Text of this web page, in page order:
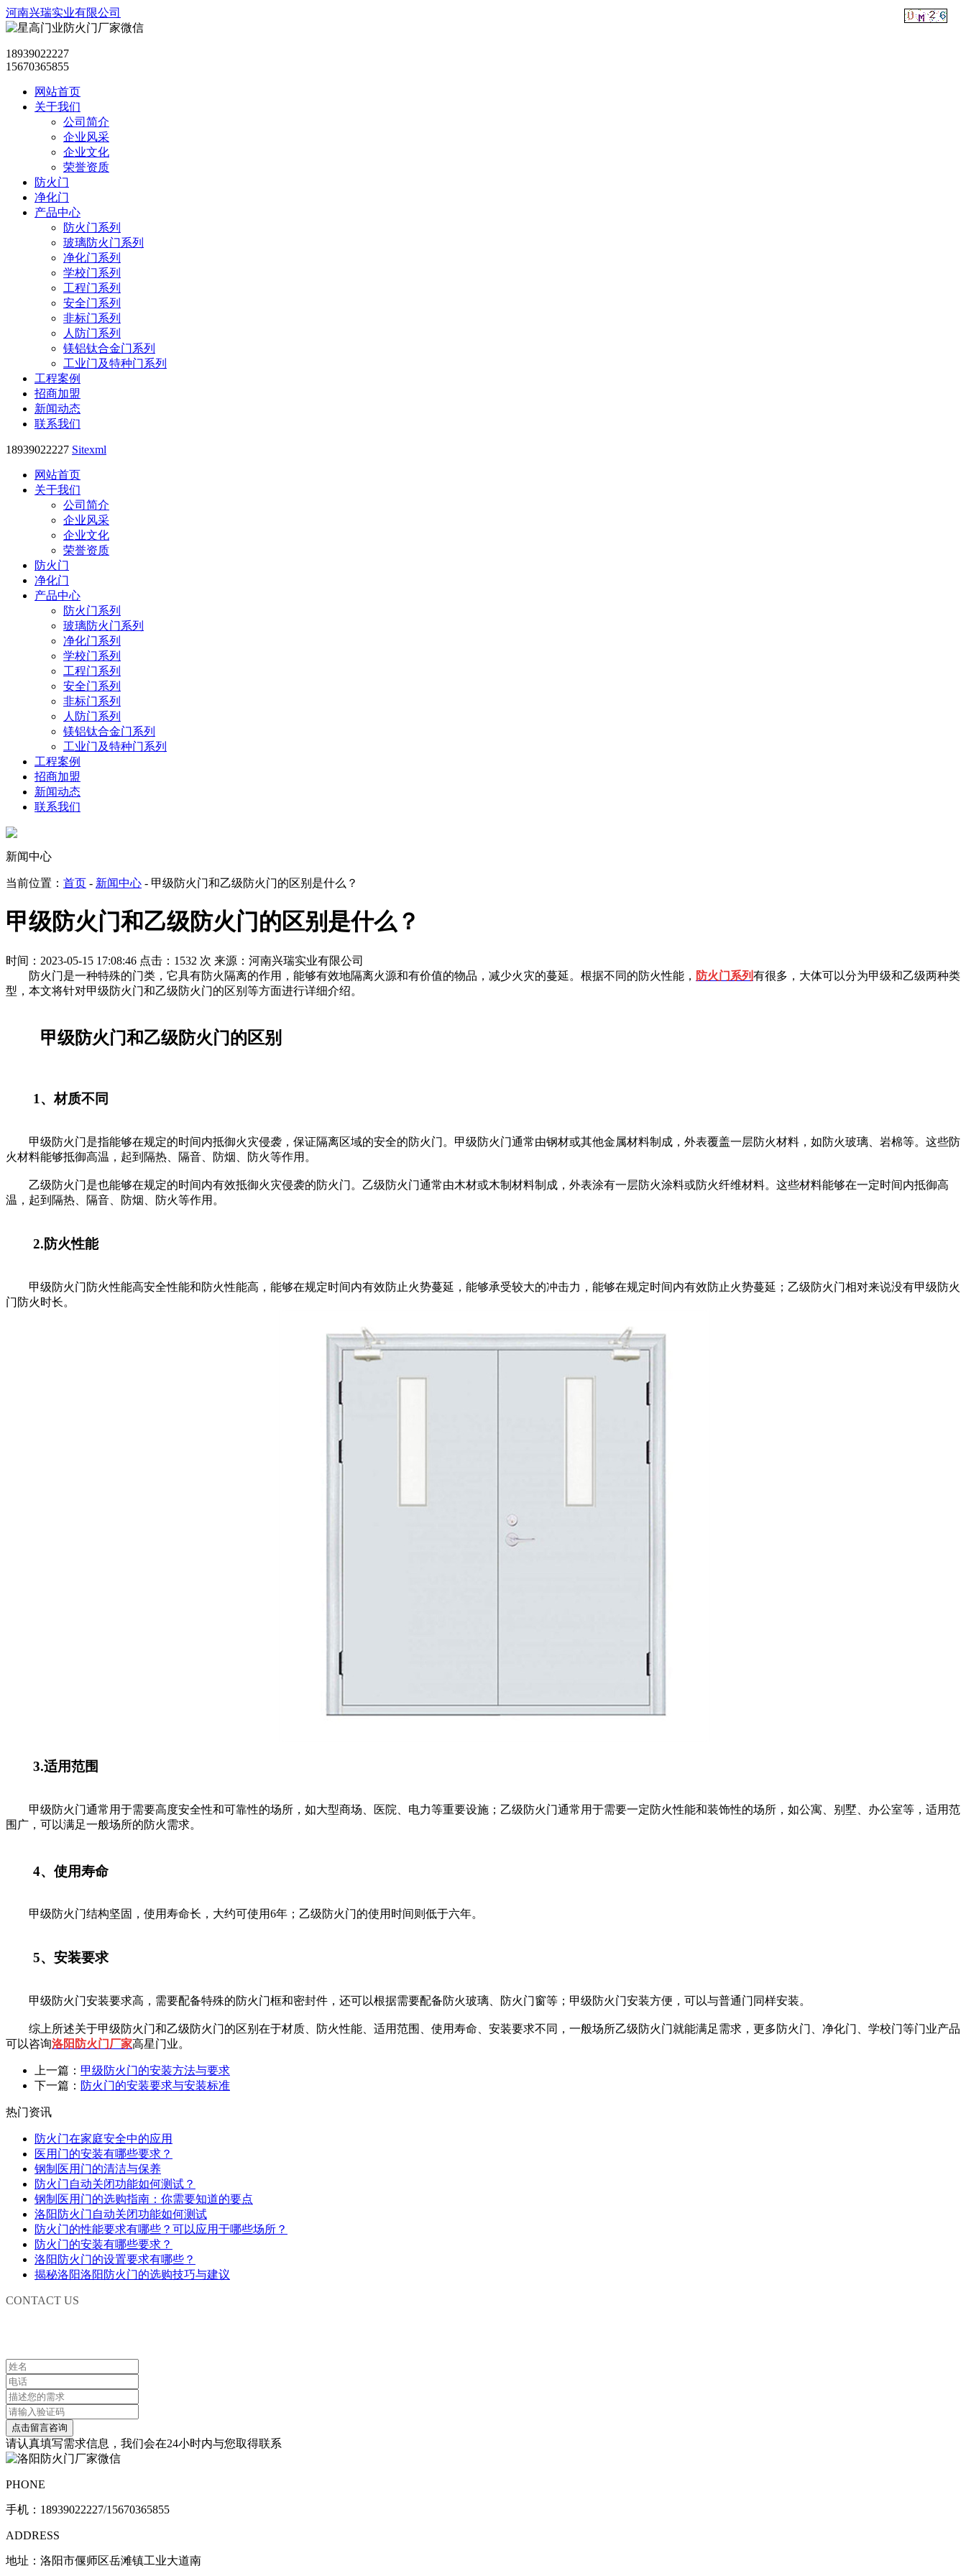
河南兴瑞实业有限公司
18939022227
15670365855
网站首页
关于我们
公司简介
企业风采
企业文化
荣誉资质
防火门
净化门
产品中心
防火门系列
玻璃防火门系列
净化门系列
学校门系列
工程门系列
安全门系列
非标门系列
人防门系列
镁铝钛合金门系列
工业门及特种门系列
工程案例
招商加盟
新闻动态
联系我们
18939022227 Sitexml
网站首页
关于我们
公司简介
企业风采
企业文化
荣誉资质
防火门
净化门
产品中心
防火门系列
玻璃防火门系列
净化门系列
学校门系列
工程门系列
安全门系列
非标门系列
人防门系列
镁铝钛合金门系列
工业门及特种门系列
工程案例
招商加盟
新闻动态
联系我们
新闻中心
当前位置： 首页 - 新闻中心 - 甲级防火门和乙级防火门的区别是什么？
甲级防火门和乙级防火门的区别是什么？
时间：2023-05-15 17:08:46 点击：1532 次 来源：河南兴瑞实业有限公司
防火门是一种特殊的门类，它具有防火隔离的作用，能够有效地隔离火源和有价值的物品，减少火灾的蔓延。根据不同的防火性能， 防火门系列有很多，大体可以分为甲级和乙级两种类
型，本文将针对甲级防火门和乙级防火门的区别等方面进行详细介绍。
甲级防火门和乙级防火门的区别
1、材质不同
甲级防火门是指能够在规定的时间内抵御火灾侵袭，保证隔离区域的安全的防火门。甲级防火门通常由钢材或其他金属材料制成，外表覆盖一层防火材料，如防火玻璃、岩棉等。这些防
火材料能够抵御高温，起到隔热、隔音、防烟、防火等作用。
乙级防火门是也能够在规定的时间内有效抵御火灾侵袭的防火门。乙级防火门通常由木材或木制材料制成，外表涂有一层防火涂料或防火纤维材料。这些材料能够在一定时间内抵御高
温，起到隔热、隔音、防烟、防火等作用。
2.防火性能
甲级防火门防火性能高安全性能和防火性能高，能够在规定时间内有效防止火势蔓延，能够承受较大的冲击力，能够在规定时间内有效防止火势蔓延；乙级防火门相对来说没有甲级防火
门防火时长。
3.适用范围
甲级防火门通常用于需要高度安全性和可靠性的场所，如大型商场、医院、电力等重要设施；乙级防火门通常用于需要一定防火性能和装饰性的场所，如公寓、别墅、办公室等，适用范
围广，可以满足一般场所的防火需求。
4、使用寿命
甲级防火门结构坚固，使用寿命长，大约可使用6年；乙级防火门的使用时间则低于六年。
5、安装要求
甲级防火门安装要求高，需要配备特殊的防火门框和密封件，还可以根据需要配备防火玻璃、防火门窗等；甲级防火门安装方便，可以与普通门同样安装。
综上所述关于甲级防火门和乙级防火门的区别在于材质、防火性能、适用范围、使用寿命、安装要求不同，一般场所乙级防火门就能满足需求，更多防火门、净化门、学校门等门业产品
可以咨询洛阳防火门厂家高星门业。
上一篇： 甲级防火门的安装方法与要求
下一篇： 防火门的安装要求与安装标准
热门资讯
防火门在家庭安全中的应用
医用门的安装有哪些要求？
钢制医用门的清洁与保养
防火门自动关闭功能如何测试？
钢制医用门的选购指南：你需要知道的要点
洛阳防火门自动关闭功能如何测试
防火门的性能要求有哪些？可以应用于哪些场所？
防火门的安装有哪些要求？
洛阳防火门的设置要求有哪些？
揭秘洛阳洛阳防火门的选购技巧与建议
CONTACT US
请认真填写需求信息，我们会在24小时内与您取得联系
PHONE
手机： 18939022227/15670365855
ADDRESS
地址：洛阳市偃师区岳滩镇工业大道南